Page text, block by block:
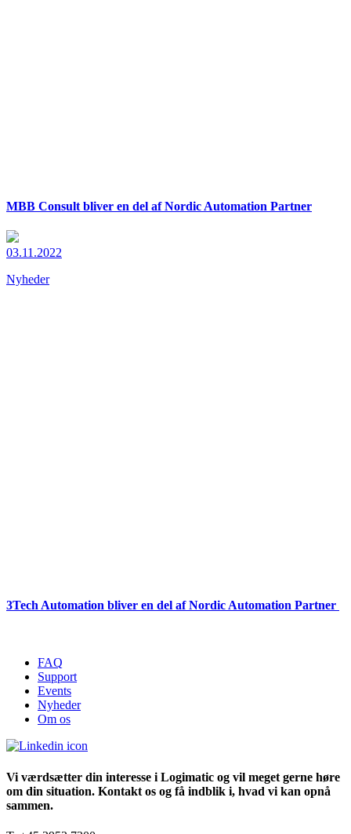
MBB Consult bliver en del af Nordic Automation Partner
03.11.2022
Nyheder
3Tech Automation bliver en del af Nordic Automation Partner
FAQ
Support
Events
Nyheder
Om os
Vi værdsætter din interesse i Logimatic og vil meget gerne høre
om din situation. Kontakt os og få indblik i, hvad vi kan opnå
sammen.